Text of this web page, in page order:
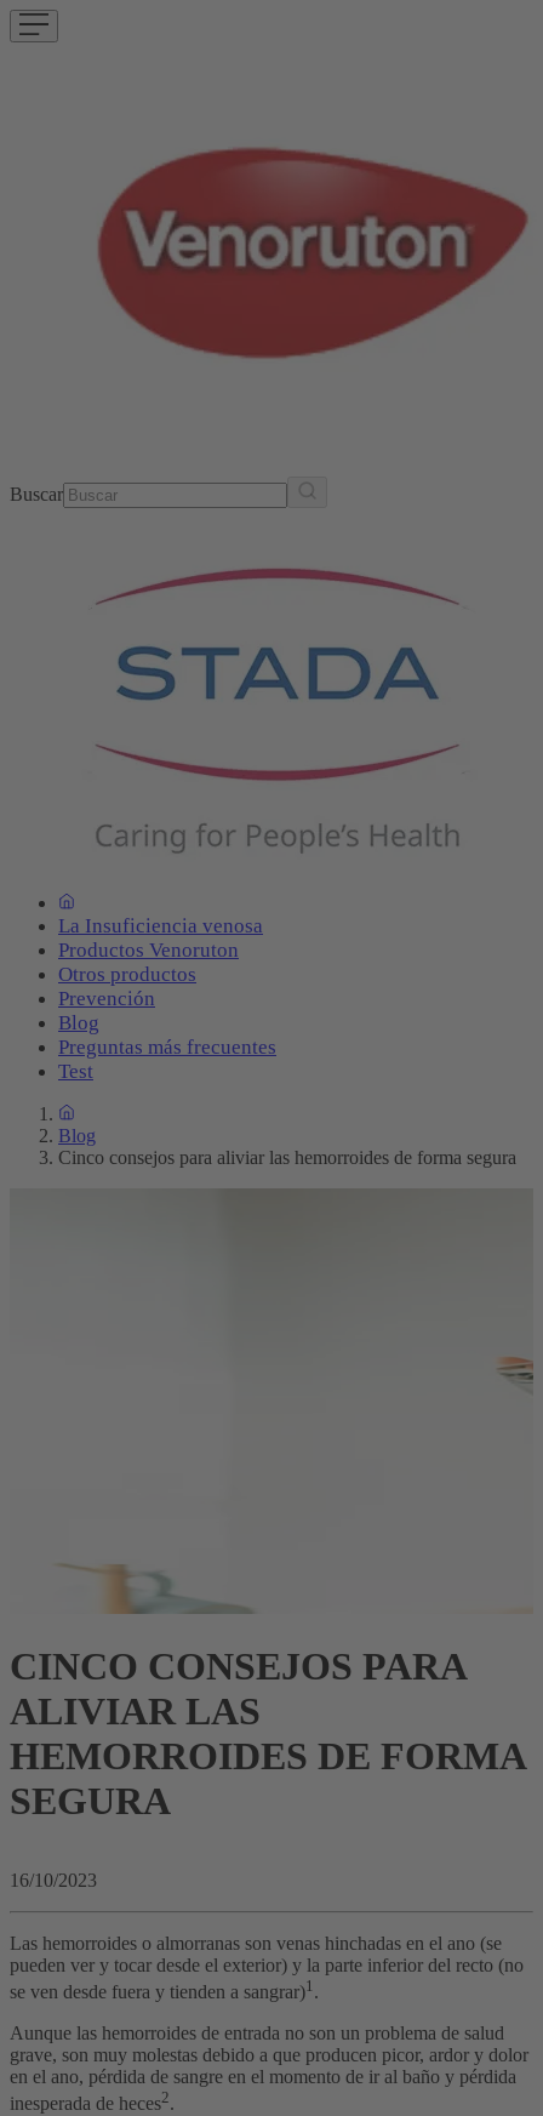
Buscar
La Insuficiencia venosa
Productos Venoruton
Otros productos
Prevención
Blog
Preguntas más frecuentes
Test
Blog
Cinco consejos para aliviar las hemorroides de forma segura
CINCO CONSEJOS PARA
ALIVIAR LAS
HEMORROIDES DE FORMA
SEGURA
16/10/2023
Las hemorroides o almorranas son venas hinchadas en el ano (se
pueden ver y tocar desde el exterior) y la parte inferior del recto (no
se ven desde fuera y tienden a sangrar)1 .
Aunque las hemorroides de entrada no son un problema de salud
grave, son muy molestas debido a que producen picor, ardor y dolor
en el ano, pérdida de sangre en el momento de ir al baño y pérdida
inesperada de heces2.